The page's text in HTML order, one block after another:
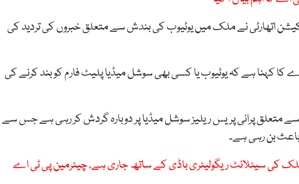
اتھارٹی نے ملک میں یوٹیوب کی بندش سے متعلق خبروں کی تردید کی
کہنا ہے کہ یوٹیوب یا کسی بھی سوشل میڈیا پلیٹ فارم کو بند کرنے کی
متعلق پرانی پریس ریلیز سوشل میڈیا پر دوبارہ گردش کر رہی ہے جس سے
بن رہی ہے۔
کی سیٹلائٹ ریگولیٹری باڈی کے ساتھ جاری ہے، چیئرمین پی ٹی اے